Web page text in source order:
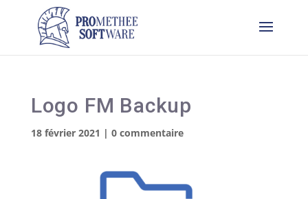
Logo FM Backup
18 février 2021 | 0 commentaire